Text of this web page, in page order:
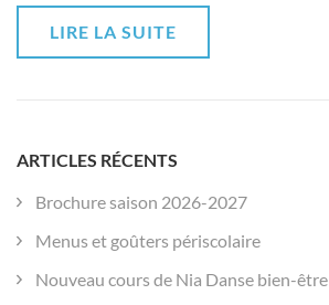
LIRE LA SUITE
ARTICLES RÉCENTS
Brochure saison 2026-2027
Menus et goûters périscolaire
Nouveau cours de Nia Danse bien-être